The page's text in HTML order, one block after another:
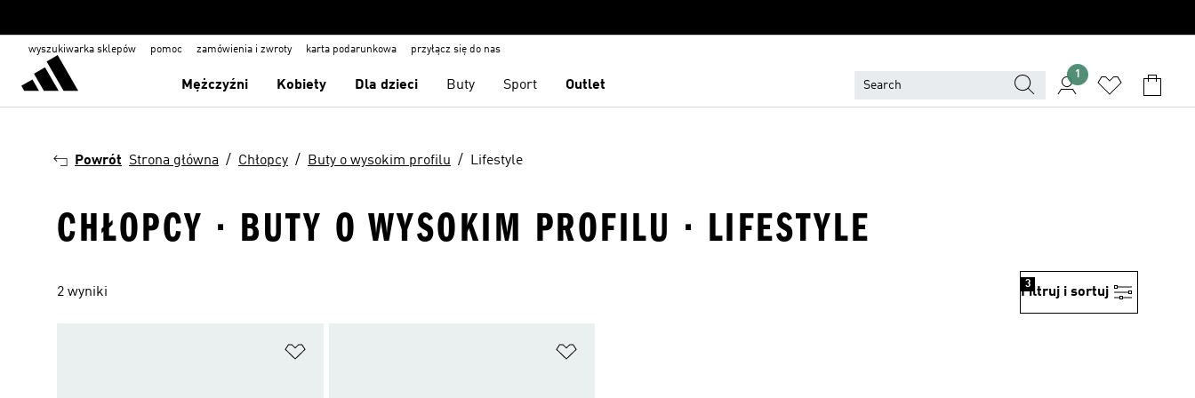
wyszukiwarka sklepów pomoc zamówienia i zwroty karta podarunkowa przyłącz się do nas
Mężczyźni Kobiety Dla dzieci Buty Sport Outlet
1
Powrót Strona główna Chłopcy Buty o wysokim profilu Lifestyle
CHŁOPCY · BUTY O WYSOKIM PROFILU · LIFESTYLE
2 wyniki Filtruj i sortuj
3